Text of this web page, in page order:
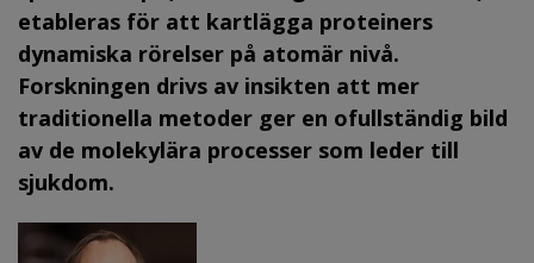
etableras för att kartlägga proteiners
dynamiska rörelser på atomär nivå.
Forskningen drivs av insikten att mer
traditionella metoder ger en ofullständig bild
av de molekylära processer som leder till
sjukdom.